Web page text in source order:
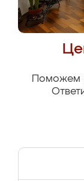
Поможем